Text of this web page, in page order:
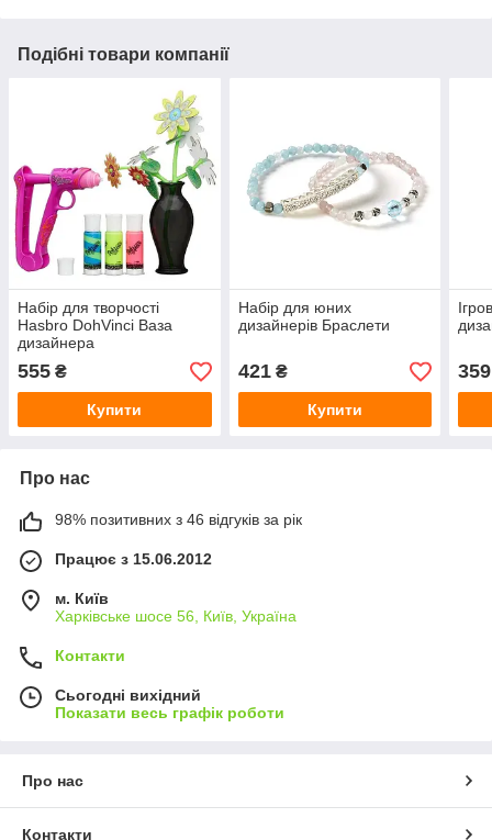
Подібні товари компанії
Набір для творчості
Hasbro DohVinci Ваза
дизайнера
555 ₴
Купити
Набір для юних
дизайнерів Браслети
421₴
Купити
359
Про нас
98% позитивних з 46 відгуків за рік
Працює з 15.06.2012
м. Київ
Харківське шосе 56, Київ, Україна
Контакти
Сьогодні вихідний
Показати весь графік роботи
Про нас
Контакти